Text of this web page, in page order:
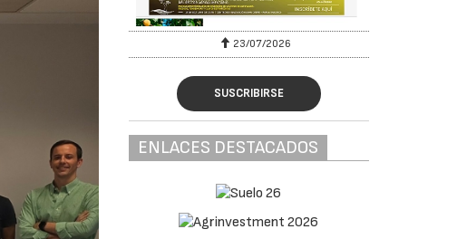
23/07/2026
SUSCRIBIRSE
ENLACES DESTACADOS